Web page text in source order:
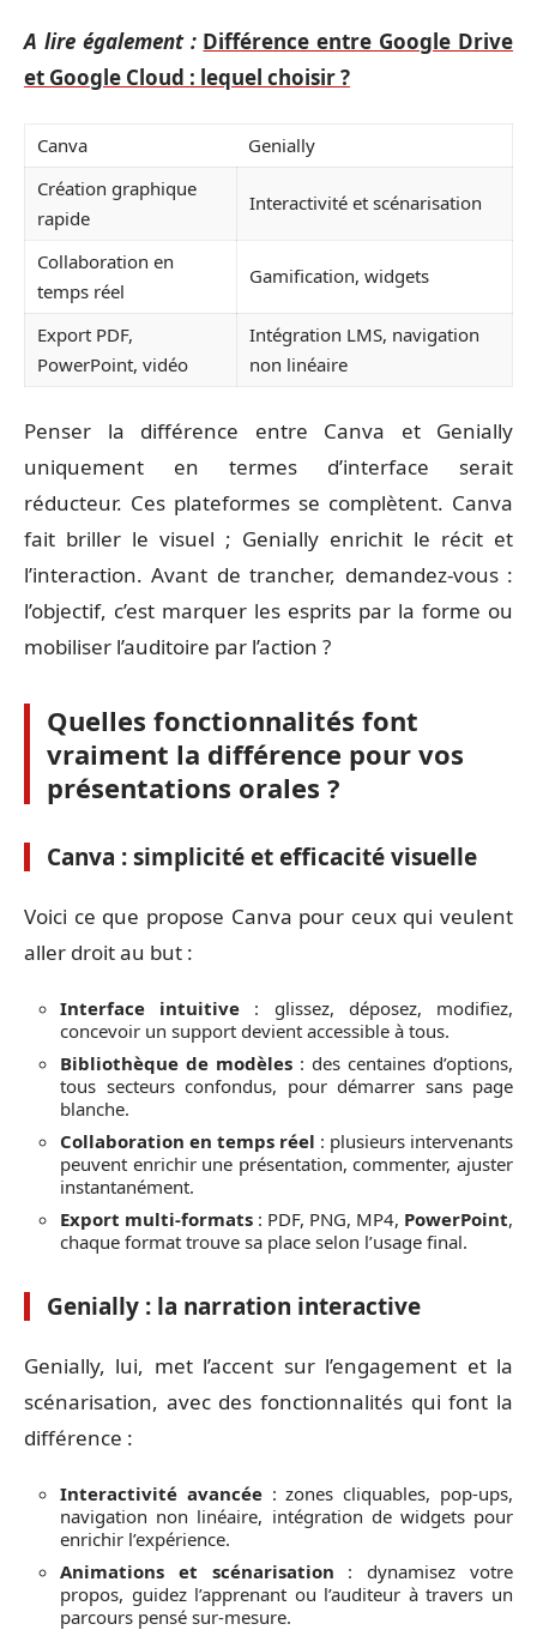
A lire également : Différence entre Google Drive
et Google Cloud : lequel choisir ?
Canva
Genially
Création graphique
rapide
Interactivité et scénarisation
Collaboration en
temps réel
Gamification, widgets
Export PDF,
PowerPoint, vidéo
Intégration LMS, navigation
non linéaire
Penser la différence entre Canva et Genially
uniquement en termes d’interface serait
réducteur. Ces plateformes se complètent. Canva
fait briller le visuel ; Genially enrichit le récit et
l’interaction. Avant de trancher, demandez-vous :
l’objectif, c’est marquer les esprits par la forme ou
mobiliser l’auditoire par l’action ?
Quelles fonctionnalités font
vraiment la différence pour vos
présentations orales ?
Canva : simplicité et efficacité visuelle
Voici ce que propose Canva pour ceux qui veulent
aller droit au but :
Interface intuitive : glissez, déposez, modifiez,
concevoir un support devient accessible à tous.
Bibliothèque de modèles : des centaines d’options,
tous secteurs confondus, pour démarrer sans page
blanche.
Collaboration en temps réel : plusieurs intervenants
peuvent enrichir une présentation, commenter, ajuster
instantanément.
Export multi-formats : PDF, PNG, MP4, PowerPoint,
chaque format trouve sa place selon l’usage final.
Genially : la narration interactive
Genially, lui, met l’accent sur l’engagement et la
scénarisation, avec des fonctionnalités qui font la
différence :
Interactivité avancée: zones cliquables, pop-ups,
navigation non linéaire, intégration de widgets pour
enrichir l’expérience.
Animations et scénarisation : dynamisez votre
propos, guidez l’apprenant ou l’auditeur à travers un
parcours pensé sur-mesure.